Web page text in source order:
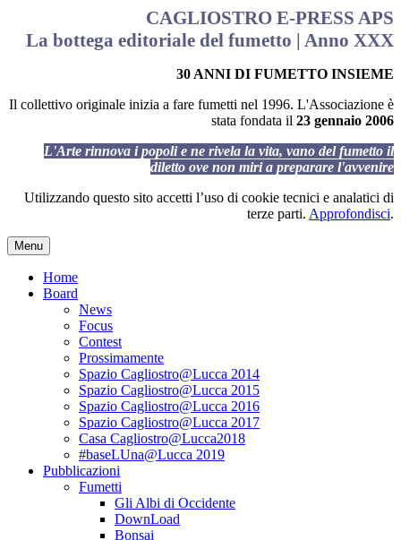
CAGLIOSTRO E-PRESS APS
La bottega editoriale del fumetto | Anno XXX
30 ANNI DI FUMETTO INSIEME
Il collettivo originale inizia a fare fumetti nel 1996. L'Associazione è
stata fondata il 23 gennaio 2006
L'Arte rinnova i popoli e ne rivela la vita, vano del fumetto il
diletto ove non miri a preparare l'avvenire
Utilizzando questo sito accetti l’uso di cookie tecnici e analatici di
terze parti. Approfondisci.
Menu
Home
Board
News
Focus
Contest
Prossimamente
Spazio Cagliostro@Lucca 2014
Spazio Cagliostro@Lucca 2015
Spazio Cagliostro@Lucca 2016
Spazio Cagliostro@Lucca 2017
Casa Cagliostro@Lucca2018
#baseLUna@Lucca 2019
Pubblicazioni
Fumetti
Gli Albi di Occidente
DownLoad
Bonsai